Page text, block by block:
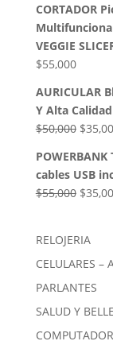
era:
CORTADOR
VEGGIE
$55,000
AURICULAR
Y Alta Calidad
$50,000 El
era:
$
cables USB
$55,000 El
era:
$
RELOJERIA
CELULARES –
PARLANTES
SALUD Y